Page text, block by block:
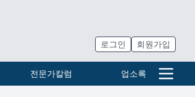
로그인 회원가입
전문가칼럼 업소록